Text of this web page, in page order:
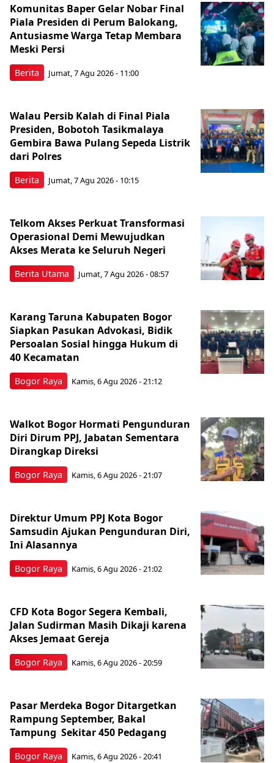
Berita
Komunitas Baper Gelar Nobar Final
Piala Presiden di Perum Balokang,
Antusiasme Warga Tetap Membara
Meski Persi
Jumat, 7 Agu 2026 - 11:00
Berita
Walau Persib Kalah di Final Piala
Presiden, Bobotoh Tasikmalaya
Gembira Bawa Pulang Sepeda Listrik
dari Polres
Jumat, 7 Agu 2026 - 10:15
Berita Utama
Telkom Akses Perkuat Transformasi
Operasional Demi Mewujudkan
Akses Merata ke Seluruh Negeri
Jumat, 7 Agu 2026 - 08:57
Bogor Raya
Karang Taruna Kabupaten Bogor
Siapkan Pasukan Advokasi, Bidik
Persoalan Sosial hingga Hukum di
40 Kecamatan
Kamis, 6 Agu 2026 - 21:12
Bogor Raya
Walkot Bogor Hormati Pengunduran
Diri Dirum PPJ, Jabatan Sementara
Dirangkap Direksi
Kamis, 6 Agu 2026 - 21:07
Bogor Raya
Direktur Umum PPJ Kota Bogor
Samsudin Ajukan Pengunduran Diri,
Ini Alasannya
Kamis, 6 Agu 2026 - 21:02
Bogor Raya
CFD Kota Bogor Segera Kembali,
Jalan Sudirman Masih Dikaji karena
Akses Jemaat Gereja
Kamis, 6 Agu 2026 - 20:59
Bogor Raya
Pasar Merdeka Bogor Ditargetkan
Rampung September, Bakal
Tampung Sekitar 450 Pedagang
Kamis, 6 Agu 2026 - 20:41